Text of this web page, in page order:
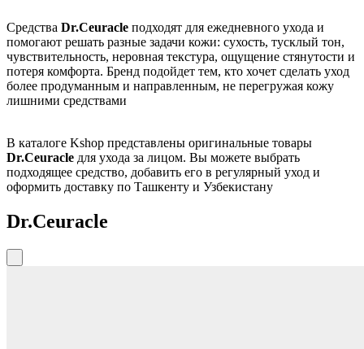
Средства Dr.Ceuracle подходят для ежедневного ухода и
помогают решать разные задачи кожи: сухость, тусклый тон,
чувствительность, неровная текстура, ощущение стянутости и
потеря комфорта. Бренд подойдет тем, кто хочет сделать уход
более продуманным и направленным, не перегружая кожу
лишними средствами
В каталоге Kshop представлены оригинальные товары
Dr.Ceuracle для ухода за лицом. Вы можете выбрать
подходящее средство, добавить его в регулярный уход и
оформить доставку по Ташкенту и Узбекистану
Dr.Ceuracle